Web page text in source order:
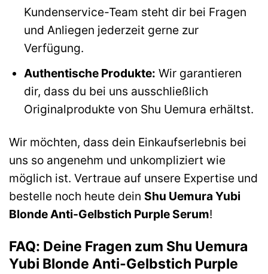
Kundenservice-Team steht dir bei Fragen
und Anliegen jederzeit gerne zur
Verfügung.
Authentische Produkte: Wir garantieren
dir, dass du bei uns ausschließlich
Originalprodukte von Shu Uemura erhältst.
Wir möchten, dass dein Einkaufserlebnis bei
uns so angenehm und unkompliziert wie
möglich ist. Vertraue auf unsere Expertise und
bestelle noch heute dein Shu Uemura Yubi
Blonde Anti-Gelbstich Purple Serum!
FAQ: Deine Fragen zum Shu Uemura
Yubi Blonde Anti-Gelbstich Purple